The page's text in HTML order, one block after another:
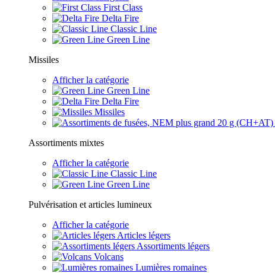
First Class
Delta Fire
Classic Line
Green Line
Missiles
Afficher la catégorie
Green Line
Delta Fire
Missiles
Assortiments mixtes
Afficher la catégorie
Classic Line
Green Line
Pulvérisation et articles lumineux
Afficher la catégorie
Articles légers
Assortiments légers
Volcans
Lumières romaines